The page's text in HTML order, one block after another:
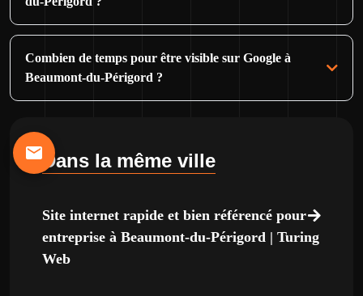
Combien de temps pour être visible sur Google à
Beaumont-du-Périgord ?
Dans la même ville
Site internet rapide et bien référencé pour
entreprise à Beaumont-du-Périgord | Turing
Web